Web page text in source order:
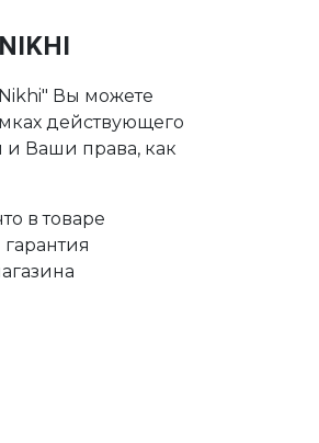
Вы можете
действующего
и Ваши права, как
в товаре